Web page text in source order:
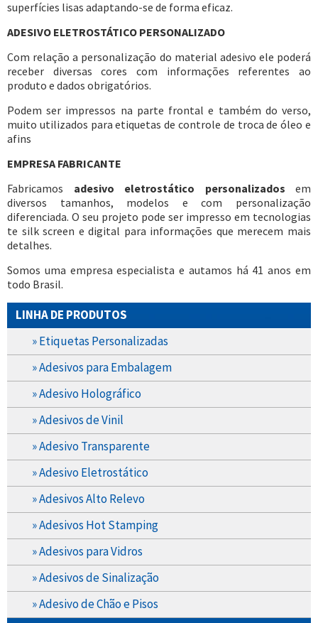
superfícies lisas adaptando-se de forma eficaz.
ADESIVO ELETROSTÁTICO PERSONALIZADO
Com relação a personalização do material adesivo ele poderá
receber diversas cores com informações referentes ao
produto e dados obrigatórios.
Podem ser impressos na parte frontal e também do verso,
muito utilizados para etiquetas de controle de troca de óleo e
afins
EMPRESA FABRICANTE
Fabricamos adesivo eletrostático personalizados em
diversos tamanhos, modelos e com personalização
diferenciada. O seu projeto pode ser impresso em tecnologias
te silk screen e digital para informações que merecem mais
detalhes.
Somos uma empresa especialista e autamos há 41 anos em
todo Brasil.
LINHA DE PRODUTOS
» Etiquetas Personalizadas
» Adesivos para Embalagem
» Adesivo Holográfico
» Adesivos de Vinil
» Adesivo Transparente
» Adesivo Eletrostático
» Adesivos Alto Relevo
» Adesivos Hot Stamping
» Adesivos para Vidros
» Adesivos de Sinalização
» Adesivo de Chão e Pisos